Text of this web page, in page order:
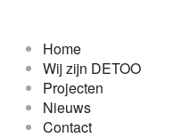
inhoud
Home
Wij zijn DETOO
Projecten
Nieuws
Contact